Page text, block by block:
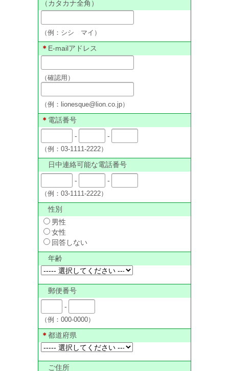
（カタカナ全角）
（例：シシ マイ）
＊ E-mailアドレス
（確認用）
（例：lionesque@lion.co.jp）
＊ 電話番号
-
-
（例：03-1111-2222）
日中連絡可能な電話番号
-
-
（例：03-1111-2222）
性別
男性
女性
回答しない
年齢
郵便番号
-
（例：000-0000）
＊ 都道府県
ご住所